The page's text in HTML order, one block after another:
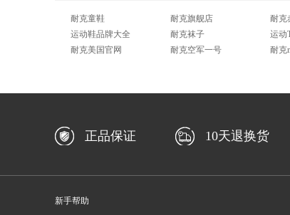
耐克童鞋 耐克旗舰店 耐克
运动鞋品牌大全
耐克袜子 运动
耐克美国官网
耐克空军一号 耐克
正品保证 10天退换货
新手帮助